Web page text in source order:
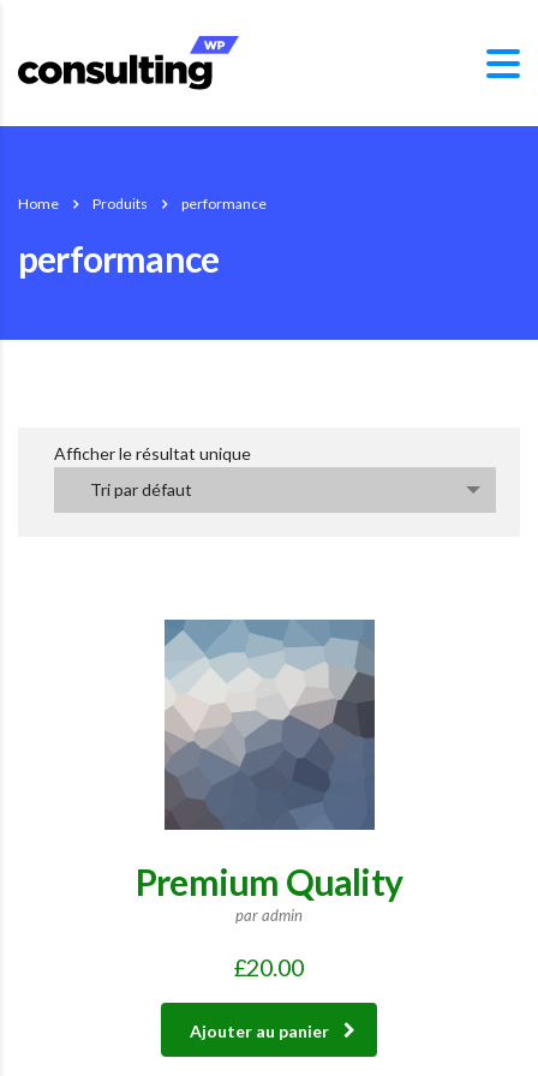
Home Produits performance
performance
Afficher le résultat unique
Tri par défaut
Premium Quality
par admin
£20.00
Ajouter au panier